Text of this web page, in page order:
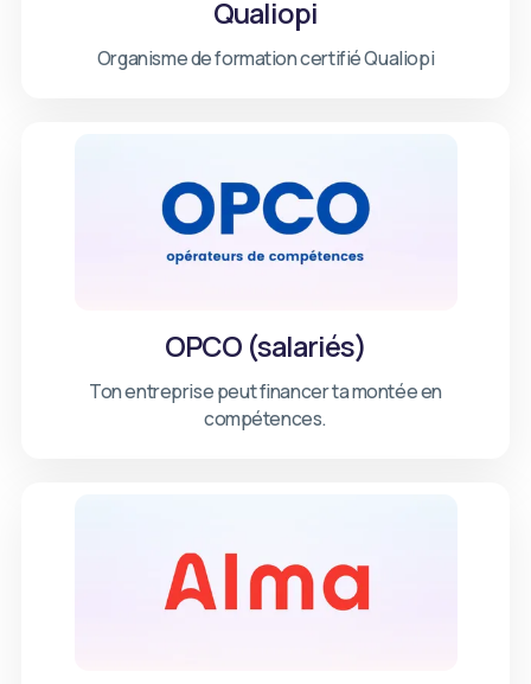
Qualiopi
Organisme de formation certifié Qualiopi
OPCO (salariés)
Ton entreprise peut financer ta montée en
compétences.